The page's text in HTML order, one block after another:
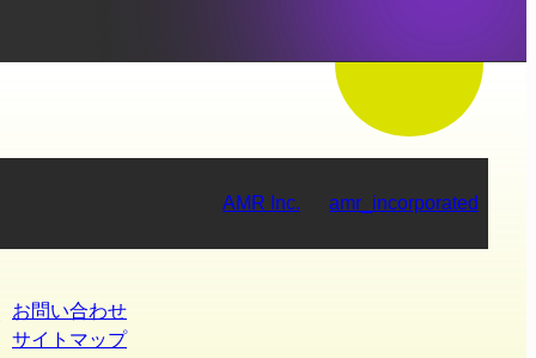
AMR Inc. amr_incorporated
お問い合わせ
サイトマップ